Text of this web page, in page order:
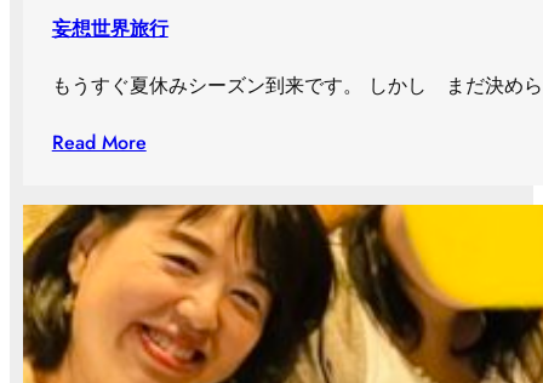
妄想世界旅行
もうすぐ夏休みシーズン到来です。 しかし まだ決
Read More